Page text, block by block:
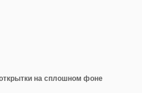
на сплошном фоне